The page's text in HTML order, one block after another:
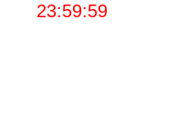
23:59:59